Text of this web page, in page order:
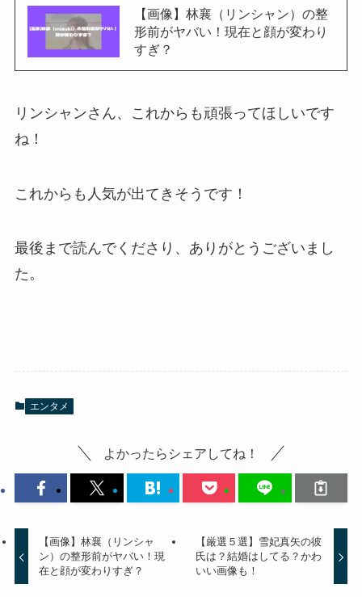
【画像】林襄（リンシャン）の整
形前がヤバい！現在と顔が変わり
すぎ？
リンシャンさん、これからも頑張ってほしいです
ね！
これからも人気が出てきそうです！
最後まで読んでくださり、ありがとうございまし
た。
エンタメ
よかったらシェアしてね！
【画像】林襄（リンシャ
ン）の整形前がヤバい！現
在と顔が変わりすぎ？
【厳選５選】雪妃真矢の彼
氏は？結婚はしてる？かわ
いい画像も！